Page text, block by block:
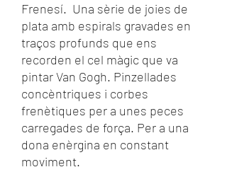
Frenesí. Una sèrie de joies de
plata amb espirals gravades en
traços profunds que ens
recorden el cel màgic que va
pintar Van Gogh. Pinzellades
concèntriques i corbes
frenètiques per a unes peces
carregades de força. Per a una
dona enèrgina en constant
moviment.